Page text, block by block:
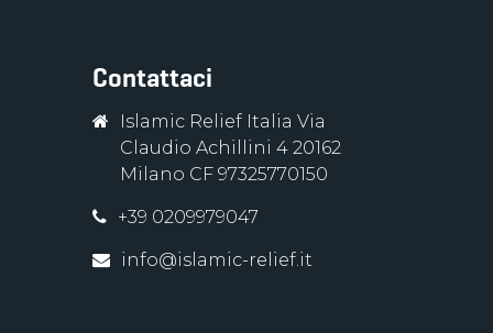
Contattaci
Islamic Relief Italia Via
Claudio Achillini 4 20162
Milano CF 97325770150
+39 0209979047
info@islamic-relief.it